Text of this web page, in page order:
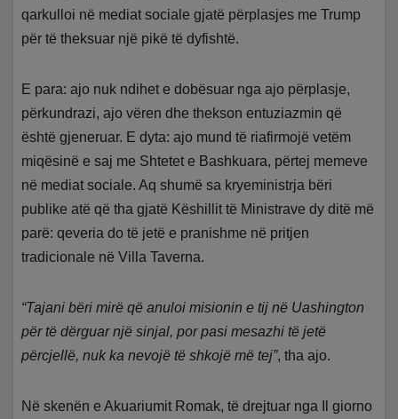
qarkulloi në mediat sociale gjatë përplasjes me Trump
për të theksuar një pikë të dyfishtë.
E para: ajo nuk ndihet e dobësuar nga ajo përplasje,
përkundrazi, ajo vëren dhe thekson entuziazmin që
është gjeneruar. E dyta: ajo mund të riafirmojë vetëm
miqësinë e saj me Shtetet e Bashkuara, përtej memeve
në mediat sociale. Aq shumë sa kryeministrja bëri
publike atë që tha gjatë Këshillit të Ministrave dy ditë më
parë: qeveria do të jetë e pranishme në pritjen
tradicionale në Villa Taverna.
“Tajani bëri mirë që anuloi misionin e tij në Uashington
për të dërguar një sinjal, por pasi mesazhi të jetë
përcjellë, nuk ka nevojë të shkojë më tej”, tha ajo.
Në skenën e Akuariumit Romak, të drejtuar nga Il giorno